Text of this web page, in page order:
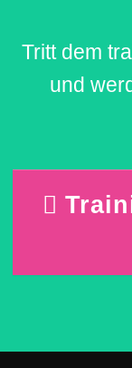
Tritt dem
und